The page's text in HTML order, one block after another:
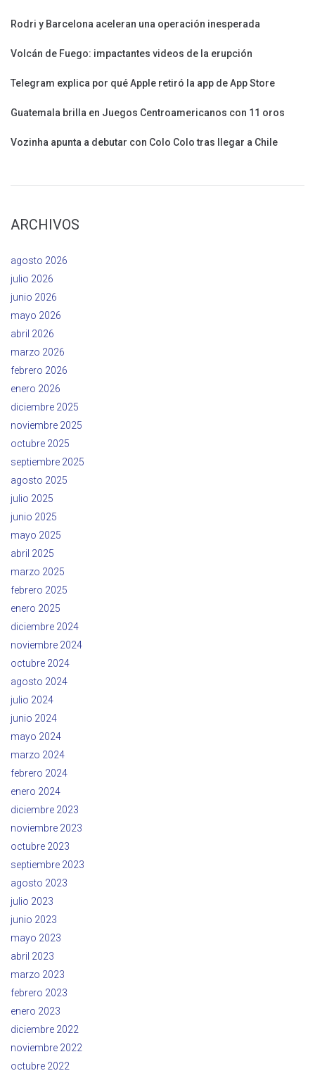
Rodri y Barcelona aceleran una operación inesperada
Volcán de Fuego: impactantes videos de la erupción
Telegram explica por qué Apple retiró la app de App Store
Guatemala brilla en Juegos Centroamericanos con 11 oros
Vozinha apunta a debutar con Colo Colo tras llegar a Chile
ARCHIVOS
agosto 2026
julio 2026
junio 2026
mayo 2026
abril 2026
marzo 2026
febrero 2026
enero 2026
diciembre 2025
noviembre 2025
octubre 2025
septiembre 2025
agosto 2025
julio 2025
junio 2025
mayo 2025
abril 2025
marzo 2025
febrero 2025
enero 2025
diciembre 2024
noviembre 2024
octubre 2024
agosto 2024
julio 2024
junio 2024
mayo 2024
marzo 2024
febrero 2024
enero 2024
diciembre 2023
noviembre 2023
octubre 2023
septiembre 2023
agosto 2023
julio 2023
junio 2023
mayo 2023
abril 2023
marzo 2023
febrero 2023
enero 2023
diciembre 2022
noviembre 2022
octubre 2022